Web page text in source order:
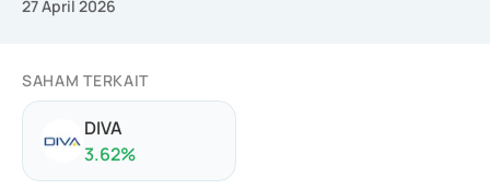
27 April 2026
SAHAM TERKAIT
DIVA
3.62%